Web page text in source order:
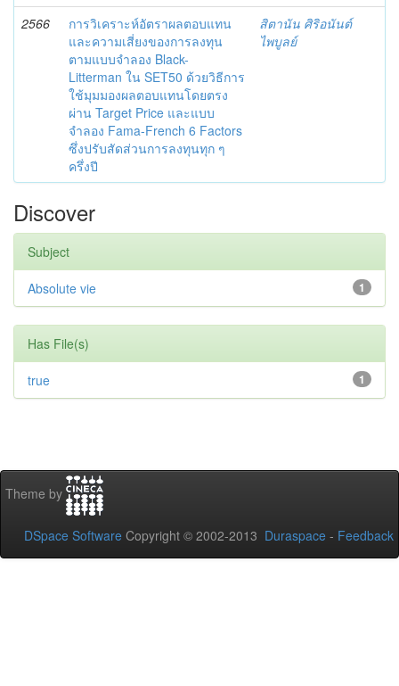
2566
การวิเคราะห์อัตราผลตอบแทน
และความเสี่ยงของการลงทุน
ตามแบบจำลอง Black-
Litterman ใน SET50 ด้วยวิธีการ
ใช้มุมมองผลตอบแทนโดยตรง
ผ่าน Target Price และแบบ
จำลอง Fama-French 6 Factors
ซึ่งปรับสัดส่วนการลงทุนทุก ๆ
ครึ่งปี
สิตานัน ศิริอนันต์
ไพบูลย์
Discover
Subject
1
Absolute vie
Has File(s)
1
true
Theme by
DSpace Software Copyright © 2002-2013 Duraspace - Feedback